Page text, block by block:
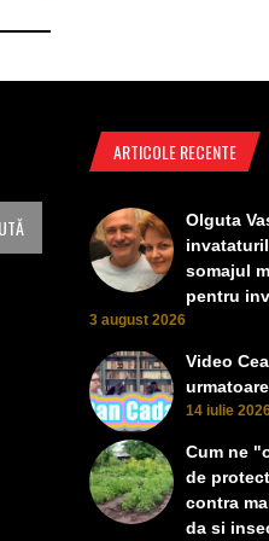
ARTICOLE RECENTE
Olguta
somajul
pentru
3 august 2026
Video
14 iulie
Cum ne
de
contra
da si